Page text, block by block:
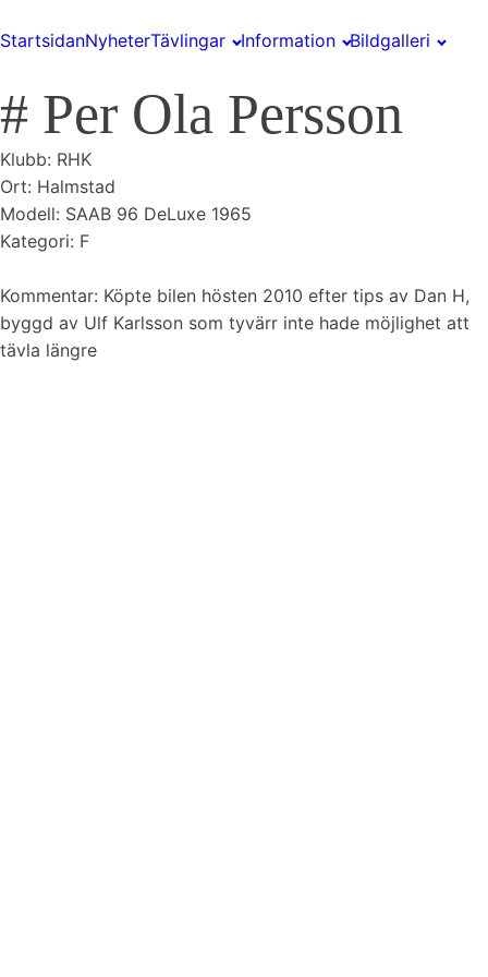
StartsidanNyheterTävlingar Information Bildgalleri
# Per Ola Persson
Klubb: RHK
Ort: Halmstad
Modell: SAAB 96 DeLuxe 1965
Kategori: F
Kommentar: Köpte bilen hösten 2010 efter tips av Dan H,
byggd av Ulf Karlsson som tyvärr inte hade möjlighet att
tävla längre